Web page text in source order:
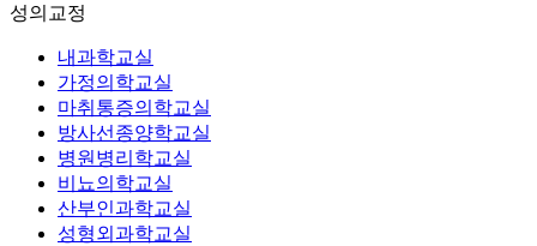
성의교정
내과학교실
가정의학교실
마취통증의학교실
방사선종양학교실
병원병리학교실
비뇨의학교실
산부인과학교실
성형외과학교실